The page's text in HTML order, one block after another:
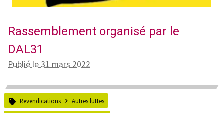
Rassemblement organisé par le
DAL31
Publié le 31 mars 2022
Revendications Autres luttes